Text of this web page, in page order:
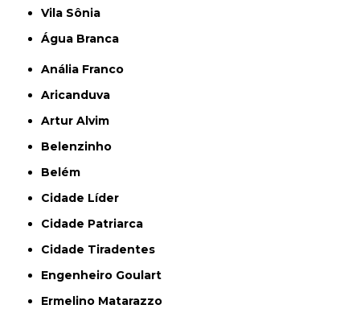
Vila Sônia
Água Branca
Anália Franco
Aricanduva
Artur Alvim
Belenzinho
Belém
Cidade Líder
Cidade Patriarca
Cidade Tiradentes
Engenheiro Goulart
Ermelino Matarazzo